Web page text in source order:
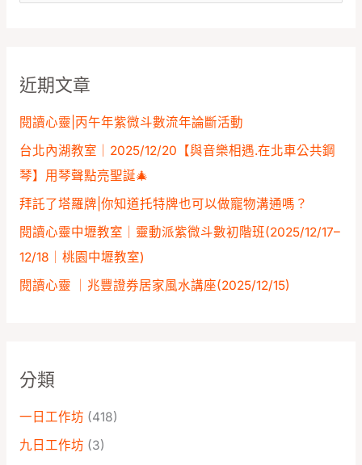
字
:
近期文章
閱讀心靈|丙午年紫微斗數流年論斷活動
台北內湖教室｜2025/12/20【與音樂相遇.在北車公共鋼
琴】用琴聲點亮聖誕🎄
拜託了塔羅牌|你知道托特牌也可以做寵物溝通嗎？
閱讀心靈中壢教室｜靈動派紫微斗數初階班(2025/12/17–
12/18｜桃園中壢教室)
閱讀心靈 ｜兆豐證券居家風水講座️(2025/12/15)
分類
一日工作坊 (418)
九日工作坊 (3)